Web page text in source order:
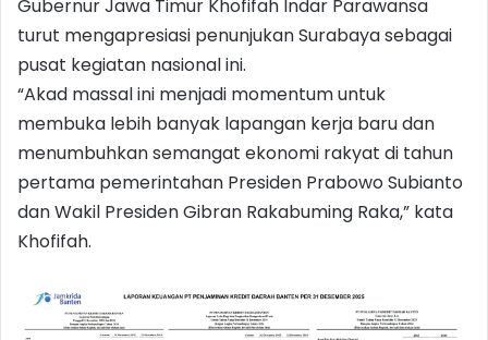
Gubernur Jawa Timur Khofifah Indar Parawansa
turut mengapresiasi penunjukan Surabaya sebagai
pusat kegiatan nasional ini.
“Akad massal ini menjadi momentum untuk
membuka lebih banyak lapangan kerja baru dan
menumbuhkan semangat ekonomi rakyat di tahun
pertama pemerintahan Presiden Prabowo Subianto
dan Wakil Presiden Gibran Rakabuming Raka,” kata
Khofifah.